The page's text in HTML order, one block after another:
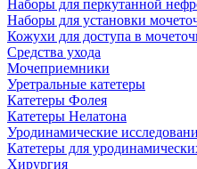
Наборы для перкутанной
Наборы для установки
Кожухи для доступа в
Средства ухода
Мочеприемники
Уретральные катетеры
Катетеры Фолея
Катетеры Нелатона
Уродинамические
Катетеры для
Хирургия